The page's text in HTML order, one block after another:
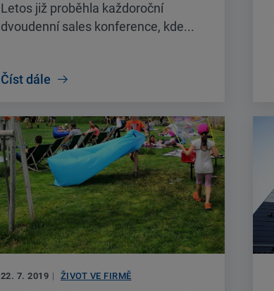
Letos již proběhla každoroční
dvoudenní sales konference, kde...
Číst dále
22. 7. 2019 | ŽIVOT VE FIRMĚ